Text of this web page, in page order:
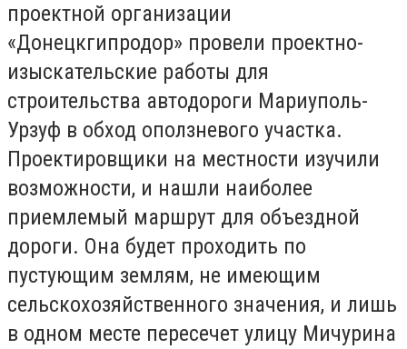
проектной организации
«Донецкгипродор» провели проектно-
изыскательские работы для
строительства автодороги Мариуполь-
Урзуф в обход оползневого участка.
Проектировщики на местности изучили
возможности, и нашли наиболее
приемлемый маршрут для объездной
дороги. Она будет проходить по
пустующим землям, не имеющим
сельскохозяйственного значения, и лишь
в одном месте пересечет улицу Мичурина